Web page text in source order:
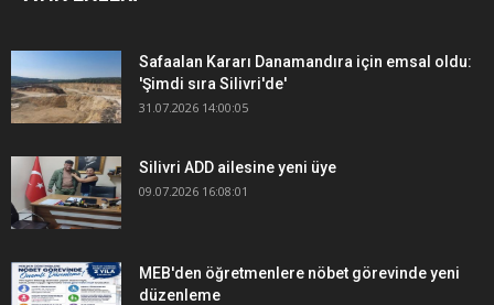
Safaalan Kararı Danamandıra için emsal oldu:
'Şimdi sıra Silivri'de'
31.07.2026 14:00:05
Silivri ADD ailesine yeni üye
09.07.2026 16:08:01
MEB'den öğretmenlere nöbet görevinde yeni
düzenleme